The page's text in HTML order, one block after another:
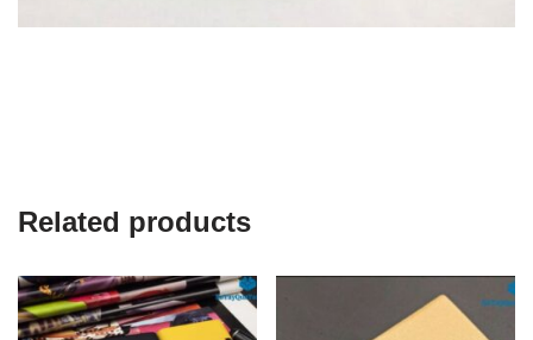
Related products